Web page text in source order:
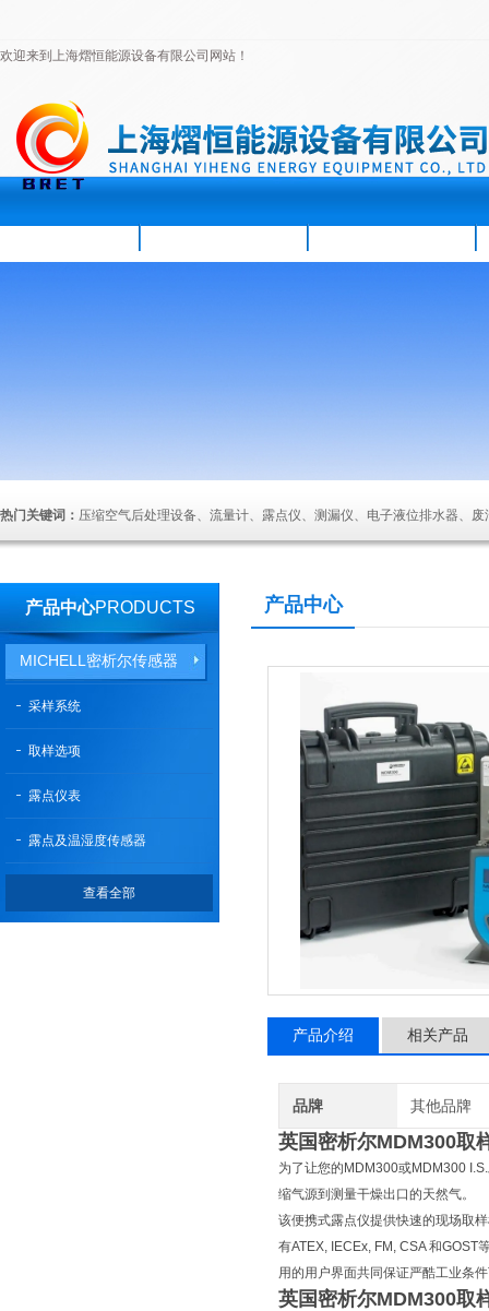
欢迎来到上海熠恒能源设备有限公司网站！
热门关键词： 压缩空气后处理设备、流量计、露点仪、测漏仪、电子液位排水器、
产品中心PRODUCTS
MICHELL密析尔传感器
采样系统
取样选项
露点仪表
露点及温湿度传感器
查看全部
产品中心
产品介绍 相关产品
品牌 其他品牌
英国密析尔MDM300取
为了让您的MDM300或MDM300
缩气源到测量干燥出口的天然气。
该便携式露点仪提供快速的现场取
有ATEX, IECEx, FM, CSA 和
用的用户界面共同保证严酷工业条
英国密析尔MDM300取